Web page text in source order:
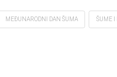
Accept cookies
MEĐUNARODNI DAN ŠUMA ŠUME I